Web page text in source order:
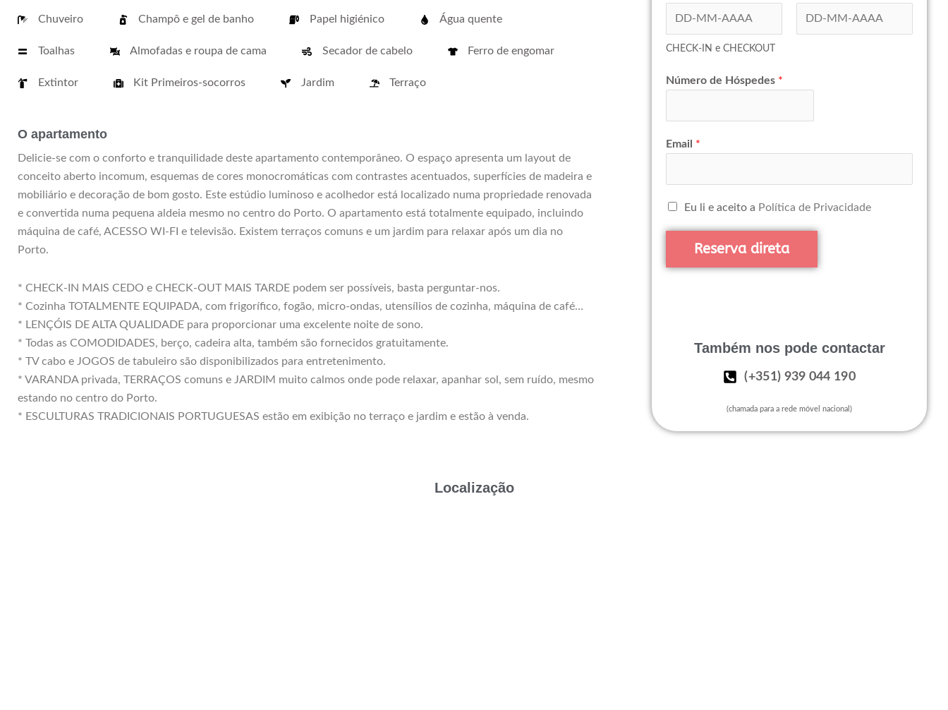
Chuveiro Champô e gel de banho Papel higiénico Água quente
Toalhas Almofadas e roupa de cama Secador de cabelo Ferro de engomar
Extintor Kit Primeiros-socorros Jardim Terraço
O apartamento
Delicie-se com o conforto e tranquilidade deste apartamento contemporâneo. O espaço apresenta um layout de
conceito aberto incomum, esquemas de cores monocromáticas com contrastes acentuados, superfícies de madeira e
mobiliário e decoração de bom gosto. Este estúdio luminoso e acolhedor está localizado numa propriedade renovada
e convertida numa pequena aldeia mesmo no centro do Porto. O apartamento está totalmente equipado, incluindo
máquina de café, ACESSO WI-FI e televisão. Existem terraços comuns e um jardim para relaxar após um dia no
Porto.
* CHECK-IN MAIS CEDO e CHECK-OUT MAIS TARDE podem ser possíveis, basta perguntar-nos.
* Cozinha TOTALMENTE EQUIPADA, com frigorífico, fogão, micro-ondas, utensílios de cozinha, máquina de café…
* LENÇÓIS DE ALTA QUALIDADE para proporcionar uma excelente noite de sono.
* Todas as COMODIDADES, berço, cadeira alta, também são fornecidos gratuitamente.
* TV cabo e JOGOS de tabuleiro são disponibilizados para entretenimento.
* VARANDA privada, TERRAÇOS comuns e JARDIM muito calmos onde pode relaxar, apanhar sol, sem ruído, mesmo
estando no centro do Porto.
* ESCULTURAS TRADICIONAIS PORTUGUESAS estão em exibição no terraço e jardim e estão à venda.
First
CHECK-IN e CHECKOUT
Número de Hóspedes *
Email *
Eu li e aceito a Política de Privacidade
Reserva direta
Também nos pode contactar
(+351) 939 044 190
(chamada para a rede móvel nacional)
Localização